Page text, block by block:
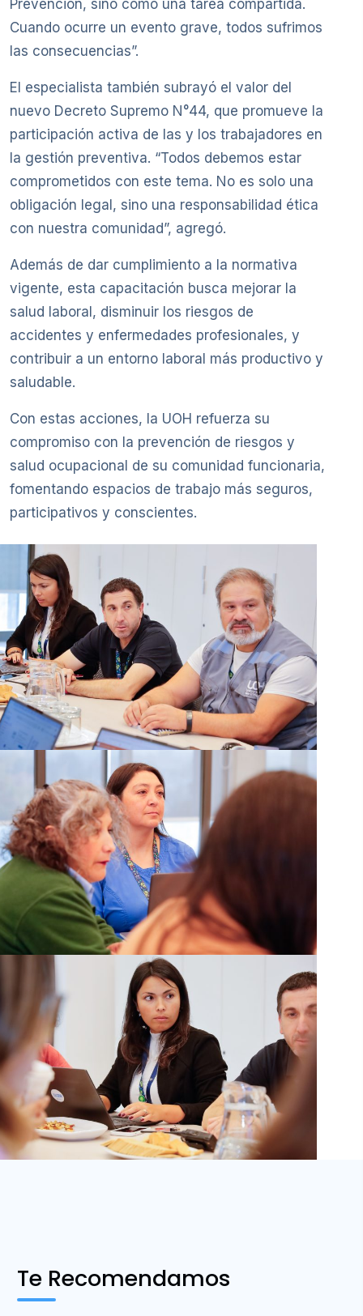
Prevención, sino como una tarea compartida.
Cuando ocurre un evento grave, todos sufrimos
las consecuencias”.
El especialista también subrayó el valor del
nuevo Decreto Supremo N°44, que promueve la
participación activa de las y los trabajadores en
la gestión preventiva. “Todos debemos estar
comprometidos con este tema. No es solo una
obligación legal, sino una responsabilidad ética
con nuestra comunidad”, agregó.
Además de dar cumplimiento a la normativa
vigente, esta capacitación busca mejorar la
salud laboral, disminuir los riesgos de
accidentes y enfermedades profesionales, y
contribuir a un entorno laboral más productivo y
saludable.
Con estas acciones, la UOH refuerza su
compromiso con la prevención de riesgos y
salud ocupacional de su comunidad funcionaria,
fomentando espacios de trabajo más seguros,
participativos y conscientes.
Te Recomendamos